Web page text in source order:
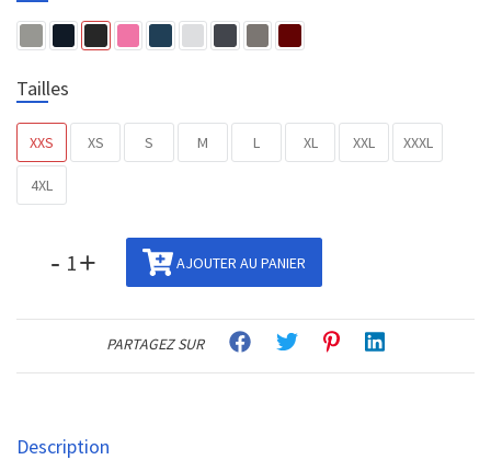
Tailles
XXS XS S M L XL XXL XXXL
4XL
- + AJOUTER AU PANIER
PARTAGEZ SUR
Description